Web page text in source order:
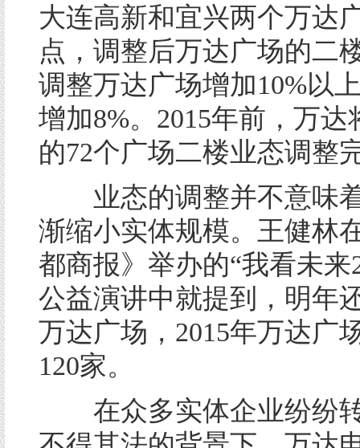
大连高新和宜兴两个万达
点，调整后万达广场的二
调整万达广场增加10%以
增加8%。2015年前，万达
的72个广场二楼业态调整
业态的调整并不意味
渐缩小实体规模。王健林
都商报》举办的“我看未来
公益演讲中就提到，明年
万达广场，2015年万达广
120家。
在众多实体企业纷纷